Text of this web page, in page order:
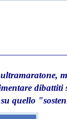
dibattiti
quello